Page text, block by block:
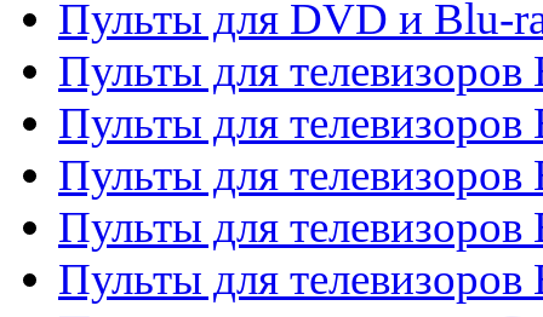
Пульты для DVD и Blu-
Пульты для телевизоров
Пульты для телевизоров
Пульты для телевизоров
Пульты для телевизоров
Пульты для телевизоров